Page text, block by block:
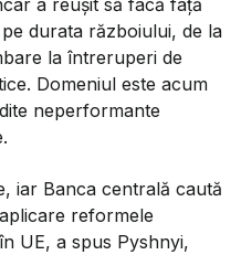
a reușit să facă față
durata războiului, de la
la întreruperi de
Domeniul este acum
neperformante
iar Banca centrală caută
reformele
UE, a spus Pyshnyi,